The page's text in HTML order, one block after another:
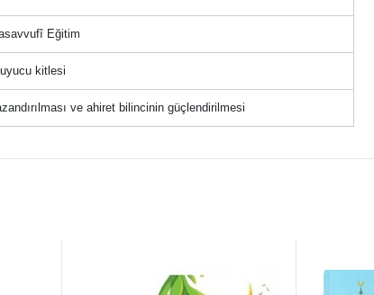
Eğitim
kitlesi
ve ahiret bilincinin güçlendirilmesi